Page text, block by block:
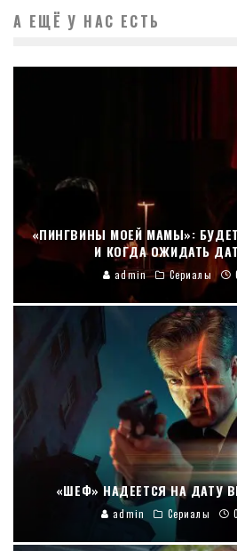
А ЕЩЁ У НАС ЕСТЬ
«ПИНГВИНЫ МОЕЙ МАМЫ»:
И КОГДА ОЖИДАТЬ
admin Сериалы
«ШЕФ» НАДЕЕТСЯ НА ДАТУ
admin Сериалы